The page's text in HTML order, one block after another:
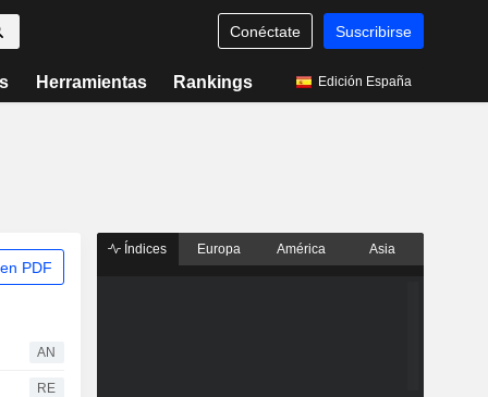
Conéctate Suscribirse
Herramientas Rankings Edición España
PDF
AN
RE
Índices Europa América Asia